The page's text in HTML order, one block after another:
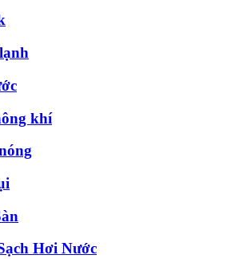
khí
Hơi Nước